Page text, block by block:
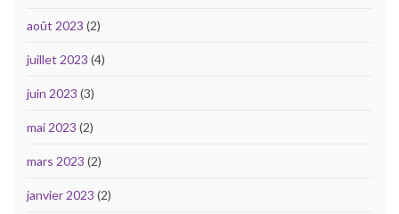
août 2023 (2)
juillet 2023 (4)
juin 2023 (3)
mai 2023 (2)
mars 2023 (2)
janvier 2023 (2)